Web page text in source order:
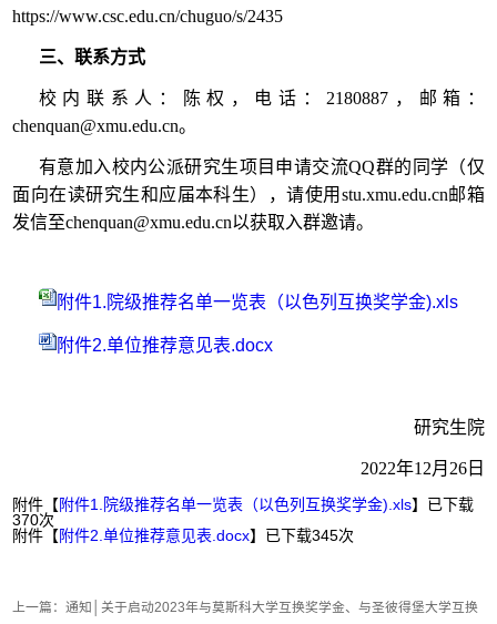
https://www.csc.edu.cn/chuguo/s/2435
三、联系方式
校内联系人：陈权，电话：2180887，邮箱：
chenquan@xmu.edu.cn。
有意加入校内公派研究生项目申请交流QQ群的同学（仅
面向在读研究生和应届本科生），请使用stu.xmu.edu.cn邮箱
发信至chenquan@xmu.edu.cn以获取入群邀请。
附件1.院级推荐名单一览表（以色列互换奖学金).xls
附件2.单位推荐意见表.docx
研究生院
2022年12月26日
附件【附件1.院级推荐名单一览表（以色列互换奖学金).xls】已下载
370次
附件【附件2.单位推荐意见表.docx】已下载345次
上一篇：​通知│关于启动2023年与莫斯科大学互换奖学金、与圣彼得堡大学互换